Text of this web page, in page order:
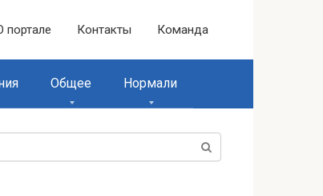
портале Контакты Команда
Общее Нормали